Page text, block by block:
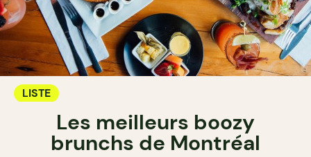
LISTE
Les meilleurs boozy
brunchs de Montréal